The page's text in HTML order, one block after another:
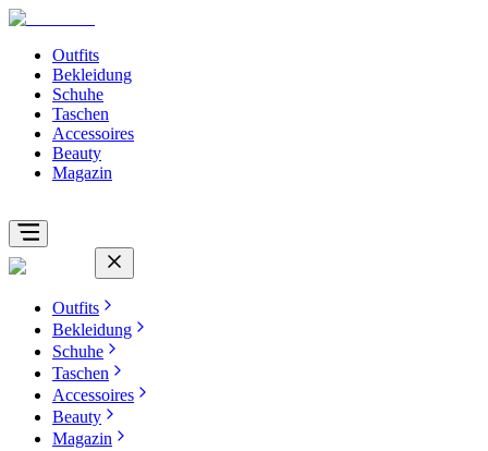
Outfits
Bekleidung
Schuhe
Taschen
Accessoires
Beauty
Magazin
Outfits
Bekleidung
Schuhe
Taschen
Accessoires
Beauty
Magazin